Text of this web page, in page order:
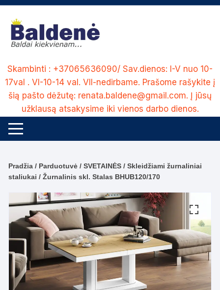
Skip
content
Skambinti : +37065636090/ Sav.dienos: I-V nuo 10-
17val . VI-10-14 val. VII-nedirbame. Prašome rašykite į
šią pašto dėžutę: renata.baldene@gmail.com. Į jūsų
užklausą atsakysime iki vienos darbo dienos.
Pradžia / Parduotuvė /SVETAINĖS /Skleidžiami žurnaliniai
staliukai / Žurnalinis skl. Stalas BHUB120/170